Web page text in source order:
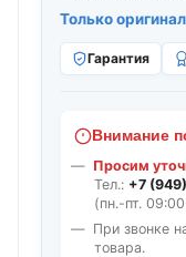
Только
Гарантия
Внимание
Просим
Тел.: +7
(пн.-пт.
При звонке
товара.